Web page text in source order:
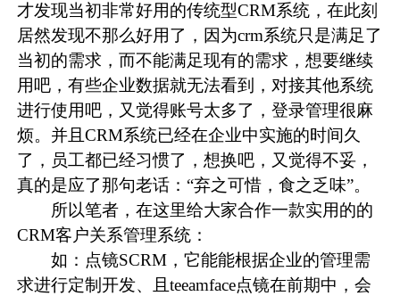
才发现当初非常好用的传统型CRM系统 ，在此刻
居然发现不那么好用了，因为crm系统只是满足了
当初的需求，而不能满足现有的需求，想要继续
用吧，有些企业数据就无法看到，对接其他系统
进行使用吧，又觉得账号太多了，登录管理很麻
烦。并且CRM系统已经在企业中实施的时间久
了，员工都已经习惯了，想换吧，又觉得不妥，
真的是应了那句老话：“弃之可惜，食之乏味”。
所以笔者，在这里给大家合作一款实用的的
CRM客户关系管理系统：
如：点镜SCRM，它能能根据企业的管理需
求进行定制开发、且teeamface点镜在前期中，会